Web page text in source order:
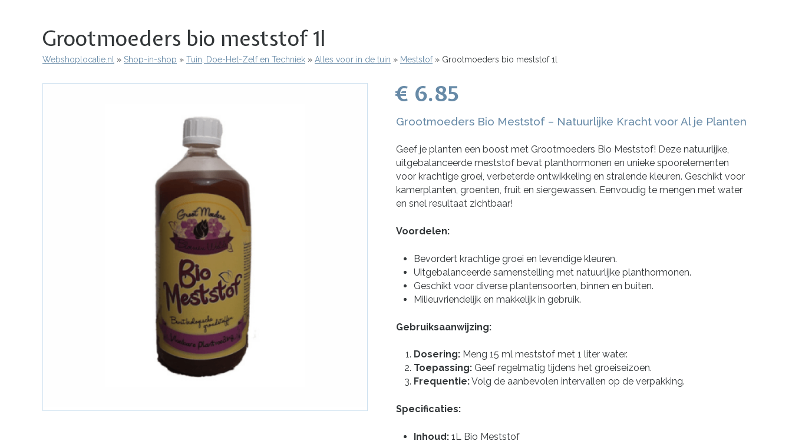
Grootmoeders bio meststof 1l
Kruimelpad
Webshoplocatie.nl Shop-in-shop Tuin, Doe-Het-Zelf en Techniek Alles voor in de tuin Meststof Grootmoeders bio meststof 1l
€ 6.85
Grootmoeders Bio Meststof – Natuurlijke Kracht voor Al je Planten
Geef je planten een boost met Grootmoeders Bio Meststof! Deze natuurlijke,
uitgebalanceerde meststof bevat planthormonen en unieke spoorelementen
voor krachtige groei, verbeterde ontwikkeling en stralende kleuren. Geschikt voor
kamerplanten, groenten, fruit en siergewassen. Eenvoudig te mengen met water
en snel resultaat zichtbaar!
Voordelen:
Bevordert krachtige groei en levendige kleuren.
Uitgebalanceerde samenstelling met natuurlijke planthormonen.
Geschikt voor diverse plantensoorten, binnen en buiten.
Milieuvriendelijk en makkelijk in gebruik.
Gebruiksaanwijzing:
Dosering: Meng 15 ml meststof met 1 liter water.
Toepassing: Geef regelmatig tijdens het groeiseizoen.
Frequentie:Volg de aanbevolen intervallen op de verpakking.
Specificaties:
Inhoud: 1L Bio Meststof